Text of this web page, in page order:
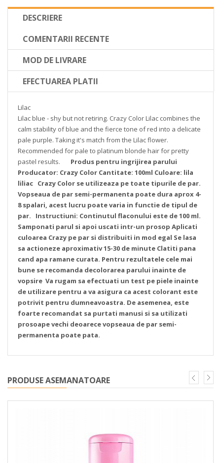
DESCRIERE
COMENTARII RECENTE
MOD DE LIVRARE
EFECTUAREA PLATII
Lilac
Lilac blue - shy but not retiring. Crazy Color Lilac combines the
calm stability of blue and the fierce tone of red into a delicate
pale purple. Taking it's match from the Lilac flower.
Recommended for pale to platinum blonde hair for pretty
pastel results.
Produs pentru ingrijirea parului
Producator: Crazy Color Cantitate: 100ml Culoare: lila
liliac Crazy Color se utilizeaza pe toate tipurile de par.
Vopseaua de par semi-permanenta poate dura aprox 4-
8 spalari, acest lucru poate varia in functie de tipul de
par.
Instructiuni: Continutul flaconului este de 100 ml.
Samponati parul si apoi uscati intr-un prosop Aplicati
culoarea Crazy pe par si distribuiti in mod egal Se lasa
sa actioneze aproximativ 15-30 de minute Clatiti pana
cand apa ramane curata. Pentru rezultatele cele mai
bune se recomanda decolorarea parului inainte de
vopsire Va rugam sa efectuati un test pe piele inainte
de utilizare pentru a va asigura ca acest colorant este
potrivit pentru dumneavoastra. De asemenea, este
foarte recomandat sa purtati manusi si sa utilizati
prosoape vechi deoarece vopseaua de par semi-
permanenta poate pata.
PRODUSE ASEMANATOARE